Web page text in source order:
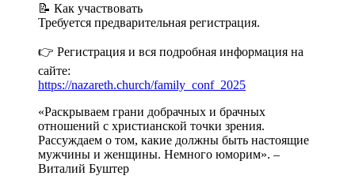
📝 Как участвовать
Требуется предварительная регистрация.
👉 Регистрация и вся подробная информация на
сайте:
https://nazareth.church/family_conf_2025
«Раскрываем грани добрачных и брачных
отношений с христианской точки зрения.
Рассуждаем о том, какие должны быть настоящие
мужчины и женщины. Немного юморим». –
Виталий Буштер